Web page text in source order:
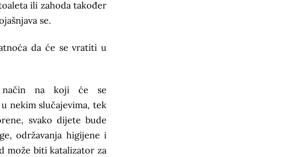
ili zahoda također
se.
da će se vratiti u
način na koji će se
nekim slučajevima, tek
svako dijete bude
održavanja higijene i
može biti katalizator za